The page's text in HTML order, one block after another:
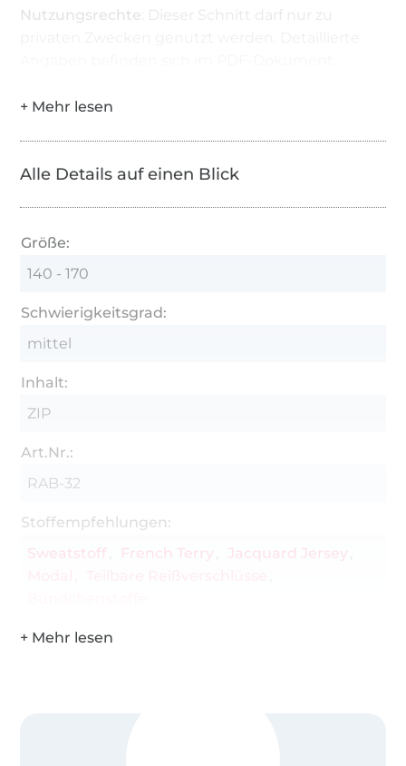
Nutzungsrechte: Dieser Schnitt darf nur zu
Alle Details auf einen Blick
Größe:
140 - 170
Schwierigkeitsgrad:
mittel
Inhalt:
ZIP
Art.Nr.:
RAB-32
Stoffempfehlungen:
Sweatstoff
French Terry
Jacquard Jersey